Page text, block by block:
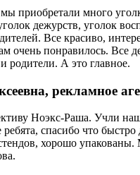
приобретали много
дежурств, уголок
Все красиво,
очень понравилось. Все
родители. А это главное.
рекламное
Ноэкс-Раша. Учли
ребята, спасибо что
хорошо